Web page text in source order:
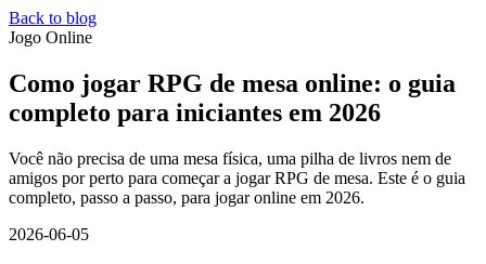
Back to blog
Jogo Online
Como jogar RPG de mesa online: o guia
completo para iniciantes em 2026
Você não precisa de uma mesa física, uma pilha de livros nem de
amigos por perto para começar a jogar RPG de mesa. Este é o guia
completo, passo a passo, para jogar online em 2026.
2026-06-05